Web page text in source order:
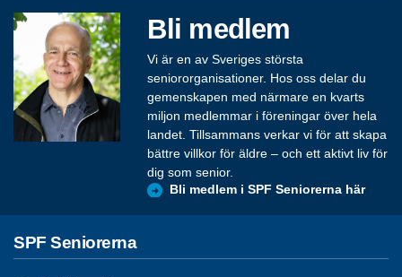
Bli medlem
Vi är en av Sveriges största
seniororganisationer. Hos oss delar du
gemenskapen med närmare en kvarts
miljon medlemmar i föreningar över hela
landet. Tillsammans verkar vi för att skapa
bättre villkor för äldre – och ett aktivt liv för
dig som senior.
Bli medlem i SPF Seniorerna här
SPF Seniorerna